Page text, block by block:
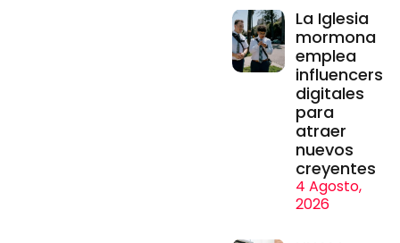
La Iglesia
mormona
emplea
influencers
digitales
para
atraer
nuevos
creyentes
4 Agosto,
2026